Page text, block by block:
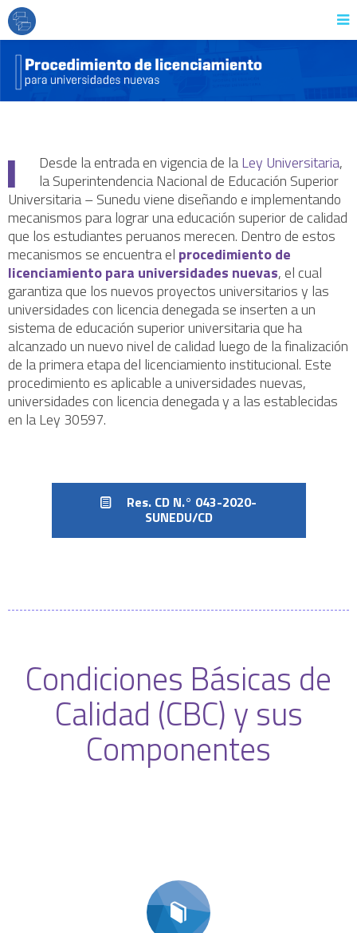
Desde la entrada en vigencia de laLey Universitaria,
la Superintendencia Nacional de Educación Superior
Universitaria – Sunedu viene diseñando e implementando
mecanismos para lograr una educación superior de calidad
que los estudiantes peruanos merecen. Dentro de estos
mecanismos se encuentra el procedimiento de
licenciamiento para universidades nuevas, el cual
garantiza que los nuevos proyectos universitarios y las
universidades con licencia denegada se inserten a un
sistema de educación superior universitaria que ha
alcanzado un nuevo nivel de calidad luego de la finalización
de la primera etapa del licenciamiento institucional. Este
procedimiento es aplicable a universidades nuevas,
universidades con licencia denegada y a las establecidas
en la Ley 30597.
Res. CD N.° 043-2020-
SUNEDU/CD
Condiciones Básicas de
Calidad (CBC) y sus
Componentes